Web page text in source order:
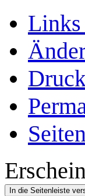
Links
In die Seitenleiste